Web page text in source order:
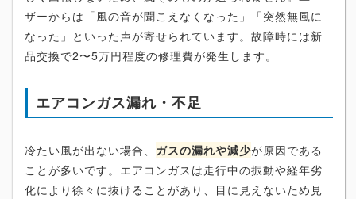
ザーからは「風の音が聞こえなくなった」「突然無風に
なった」といった声が寄せられています。故障時には新
品交換で2〜5万円程度の修理費が発生します。
エアコンガス漏れ・不足
冷たい風が出ない場合、 ガスの漏れや減少が原因である
ことが多いです。エアコンガスは走行中の振動や経年劣
化により徐々に抜けることがあり、目に見えないため見